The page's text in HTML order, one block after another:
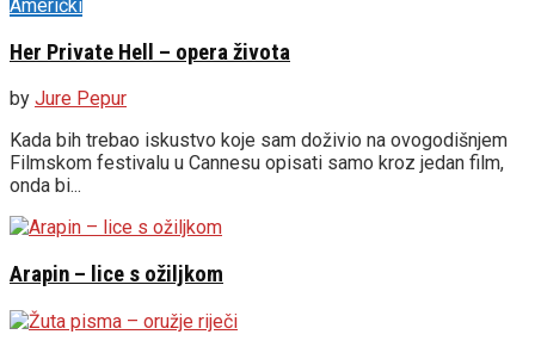
Američki
Her Private Hell – opera života
by Jure Pepur
Kada bih trebao iskustvo koje sam doživio na ovogodišnjem
Filmskom festivalu u Cannesu opisati samo kroz jedan film,
onda bi...
Arapin – lice s ožiljkom